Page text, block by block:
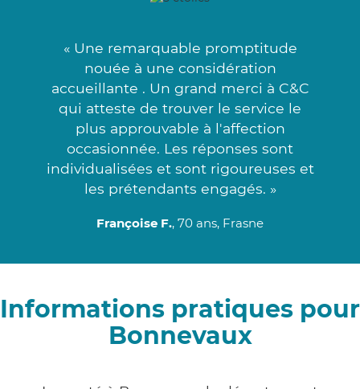
« Une remarquable promptitude
nouée à une considération
accueillante . Un grand merci à C&C
qui atteste de trouver le service le
plus approuvable à l'affection
occasionnée. Les réponses sont
individualisées et sont rigoureuses et
les prétendants engagés. »
Françoise F., 70 ans, Frasne
Informations pratiques pour
Bonnevaux